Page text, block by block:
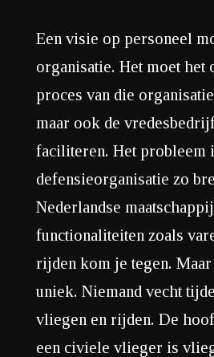
Een visie op personeel
organisatie. Het moet het
proces van die
maar ook de
faciliteren. Het probleem
defensieorganisatie zo
Nederlandse
functionaliteiten zoals
rijden kom je tegen.
uniek. Niemand vecht
vliegen en rijden. De
een civiele vlieger is